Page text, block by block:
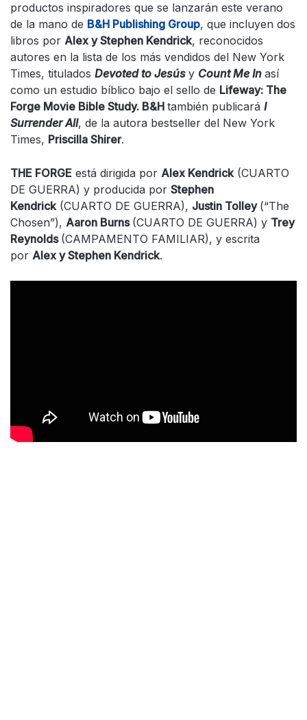
productos inspiradores que se lanzarán este verano
de la mano de B&H Publishing Group, que incluyen dos
libros por Alex y Stephen Kendrick, reconocidos
autores en la lista de los más vendidos del New York
Times, titulados Devoted to Jesús y Count Me In así
como un estudio bíblico bajo el sello de Lifeway: The
Forge Movie Bible Study. B&H también publicará I
Surrender All, de la autora bestseller del New York
Times, Priscilla Shirer.
THE FORGE está dirigida por Alex Kendrick(CUARTO
DE GUERRA) y producida por Stephen
Kendrick(CUARTO DE GUERRA), Justin Tolley (“The
Chosen”), Aaron Burns (CUARTO DE GUERRA) y Trey
Reynolds (CAMPAMENTO FAMILIAR), y escrita
por Alex y Stephen Kendrick.